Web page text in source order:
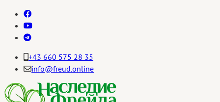
+43 660 575 28 35
info@freud.online